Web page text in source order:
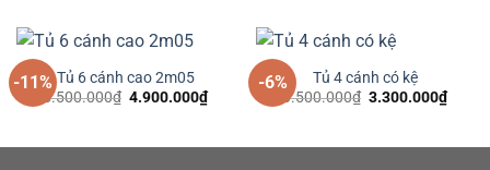
-11% Tủ 6 cánh cao 2m05
5.500.000₫ Giá
4.900.000₫Giá
hiện
4.900.000₫.
-6%
Tủ 4 cánh có kệ
3.500.000₫ Giá
3.300.000₫Giá
hiện